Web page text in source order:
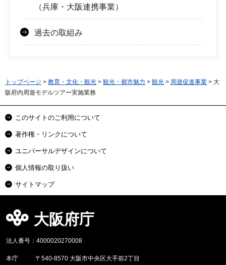
（兵庫・大阪連携事業）
過去の取組み
トップページ > 教育・文化・観光 > 観光・都市魅力 > 観光 > 周遊促進事業 > 大
阪府内周遊モデルツアー実施業務
このサイトのご利用について
著作権・リンクについて
ユニバーサルデザインについて
個人情報の取り扱い
サイトマップ
大阪府庁
法人番号：4000020270008
本庁 〒540-8570 大阪市中央区大手前2丁目